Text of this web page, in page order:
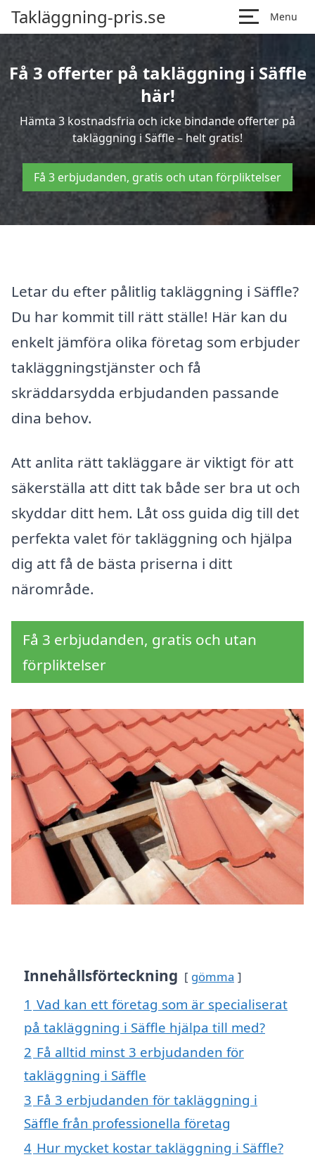
Takläggning-pris.se Menu
Få 3 offerter på takläggning i Säffle
här!
Hämta 3 kostnadsfria och icke bindande offerter på
takläggning i Säffle – helt gratis!
Få 3 erbjudanden, gratis och utan förpliktelser
Letar du efter pålitlig takläggning i Säffle?
Du har kommit till rätt ställe! Här kan du
enkelt jämföra olika företag som erbjuder
takläggningstjänster och få
skräddarsydda erbjudanden passande
dina behov.
Att anlita rätt takläggare är viktigt för att
säkerställa att ditt tak både ser bra ut och
skyddar ditt hem. Låt oss guida dig till det
perfekta valet för takläggning och hjälpa
dig att få de bästa priserna i ditt
närområde.
Få 3 erbjudanden, gratis och utan
förpliktelser
Innehållsförteckning gömma
1 Vad kan ett företag som är specialiserat
på takläggning i Säffle hjälpa till med?
2 Få alltid minst 3 erbjudanden för
takläggning i Säffle
3 Få 3 erbjudanden för takläggning i
Säffle från professionella företag
4 Hur mycket kostar takläggning i Säffle?